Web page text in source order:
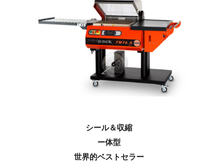
シール＆収縮
ー体型
世界的ベストセラー